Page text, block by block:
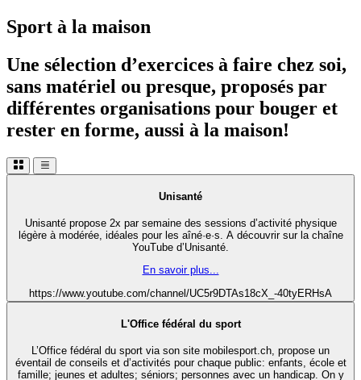
Sport à la maison
Une sélection d’exercices à faire chez soi,
sans matériel ou presque, proposés par
différentes organisations pour bouger et
rester en forme, aussi à la maison!
Unisanté
Unisanté propose 2x par semaine des sessions d’activité physique
légère à modérée, idéales pour les aîné·e·s. A découvrir sur la chaîne
YouTube d’Unisanté.
En savoir plus...
https://www.youtube.com/channel/UC5r9DTAs18cX_-40tyERHsA
L'Office fédéral du sport
L’Office fédéral du sport via son site mobilesport.ch, propose un
éventail de conseils et d’activités pour chaque public: enfants, école et
famille; jeunes et adultes; séniors; personnes avec un handicap. On y